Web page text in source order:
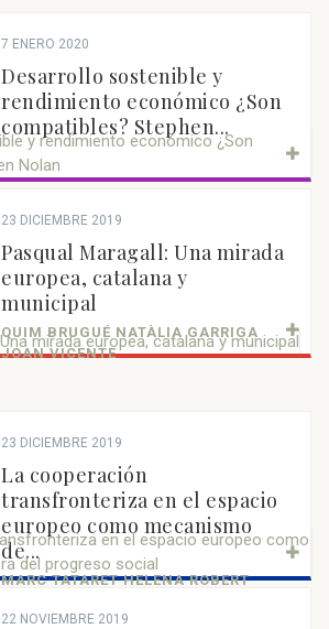
7 ENERO 2020
Desarrollo sostenible y
rendimiento económico ¿Son
compatibles? Stephen...
23 DICIEMBRE 2019
Pasqual Maragall: Una mirada
europea, catalana y
municipal
QUIM BRUGUÉ NATÀLIA GARRIGA
JOAN VICENTE
23 DICIEMBRE 2019
La cooperación
transfronteriza en el espacio
europeo como mecanismo
de...
MARC TATARET HELENA ROBERT
22 NOVIEMBRE 2019